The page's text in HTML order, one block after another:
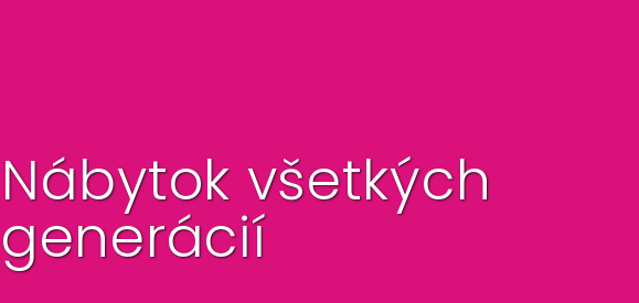
Nábytok všetkých
generácií